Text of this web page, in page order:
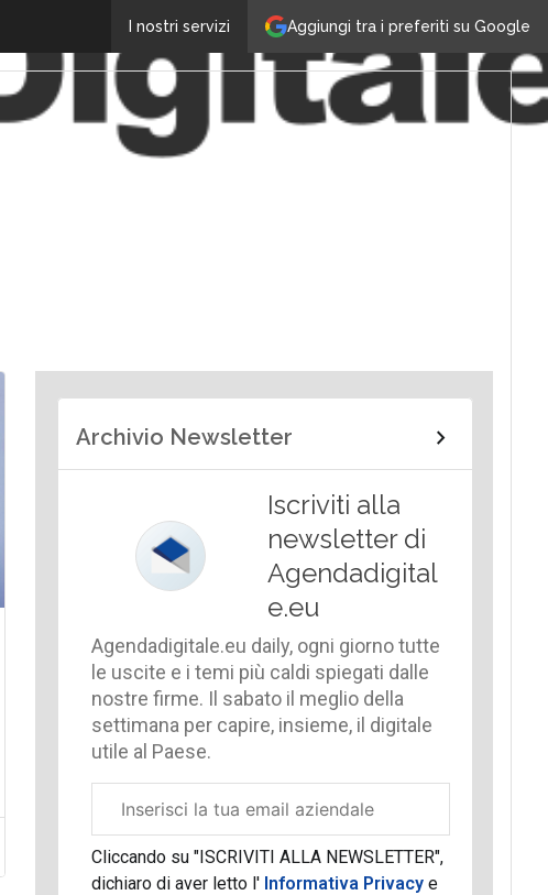
Aggiungi tra i preferiti su Google
I nostri servizi
Archivio Newsletter
Iscriviti alla
newsletter di
Agendadigital
e.eu
Agendadigitale.eu daily, ogni giorno tutte
le uscite e i temi più caldi spiegati dalle
nostre firme. Il sabato il meglio della
settimana per capire, insieme, il digitale
utile al Paese.
aziendale
Cliccando su "ISCRIVITI ALLA NEWSLETTER",
dichiaro di aver letto l'Informativa Privacy e